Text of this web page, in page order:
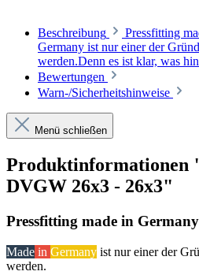
Beschreibung
Pressfitting
Germany ist nur einer der
werden.Denn es ist klar, was
Bewertungen
Warn-/Sicherheitshinweise
Menü schließen
Produktinformationen
DVGW 26x3 - 26x3"
Pressfitting made in Germany
Made in Germany ist nur einer der
werden.